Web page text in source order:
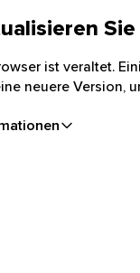
ist veraltet.
neuere Version,